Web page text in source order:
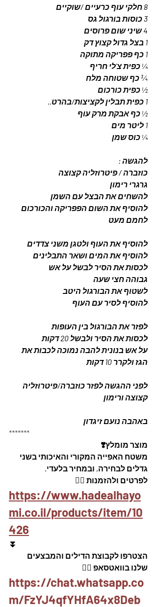
8 חלקי עוף כרעיים /שוקיים
3 כוסות בורגול גס
4 שיני שום פרוסים
1 בצל גדול קצוץ דק
1 כף פפריקה מתוקה
¼ כפית צ'לי חריף
¾ כף שטוחה מלח
½ כפית כורכום
1 כפית תבלין לקציצות/בהרט..
½ כף אבקת מרק עוף
1 ליטר מים
¼ כוס שמן
להגשה :
כוזברה / פיטרוזליה קצוצה
גרגרי רימון
להשחים את הבצל עם השמן
להוסיף את השום הפפריקה והכורכום
לחמם מעט
להוסיף את העוף ולטגן משני צדדים
להוסיף את המים ושאר התבלינים
לכסות את הסיר לבשל על אש
גבוהה חצי שעה
לשטוף את הבורגול היטב
להוסיף לסיר עם העוף
לפזר את הבורגול בין העופות
לכסות את הסיר ולבשל 20 דקות
על אש בנונית להבה נמוכה לכבות את
הגז ולקרר 10 דקות
לפני ההגשה לפזר כוזברה/פיטרוזליה
קצוצה ורימון
באהבה נועם זיגדון
*******
מוצר מומלץ❣️
משטח האפייה המקורי והאיכותי בשני
גדלים לבחירה, ובמחיר בלעדי.
לפרטים ולהזמנות 👇🏼
https://www.hadealhayo
mi.co.il/products/item/10
426
⏬
הצטרפו לקבוצת הדילים והמבצעים
שלנו בוואטסאפ 👇🏽
https://chat.whatsapp.co
m/FzYJ4qfYHfA64x8Deb